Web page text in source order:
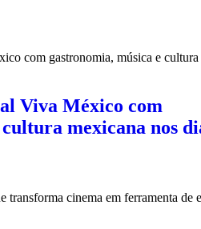
Viva México com
mexicana nos